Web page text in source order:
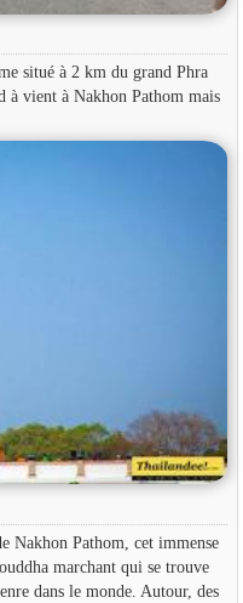
situé à 2 km du grand Phra
à vient à Nakhon Pathom mais
Nakhon Pathom, cet immense
marchant qui se trouve
dans le monde. Autour, des